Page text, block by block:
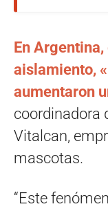
En Argentina,
aislamiento,
aumentaron
coordinadora
Vitalcan,
mascotas.
“Este